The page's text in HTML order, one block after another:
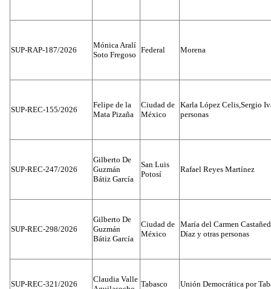
SUP-RAP-187/2026
Mónica Aralí
Soto Fregoso
Federal Morena
SUP-REC-155/2026
Felipe de la
Mata Pizaña
Ciudad de
México
Karla López Celis,Sergio
personas
SUP-REC-247/2026
Gilberto De
Guzmán
Bátiz García
San Luis
Potosí
Rafael Reyes Martínez
SUP-REC-298/2026
Gilberto De
Guzmán
Bátiz García
Ciudad de
México
María del Carmen
Díaz y otras personas
SUP-REC-321/2026
Claudia Valle
Tabasco Unión Democrática por